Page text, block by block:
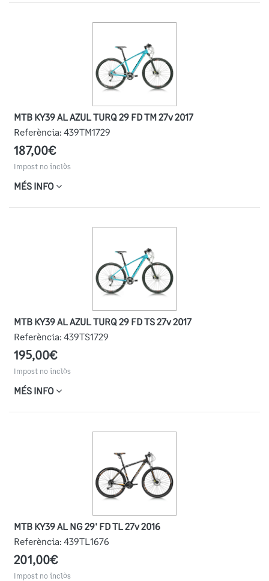
MTB KY39 AL AZUL TURQ 29 FD TM 27v 2017
Referència: 439TM1729
187,00€
Impost no inclòs
MÉS INFO
MTB KY39 AL AZUL TURQ 29 FD TS 27v 2017
Referència: 439TS1729
195,00€
Impost no inclòs
MÉS INFO
MTB KY39 AL NG 29' FD TL 27v 2016
Referència: 439TL1676
201,00€
Impost no inclòs